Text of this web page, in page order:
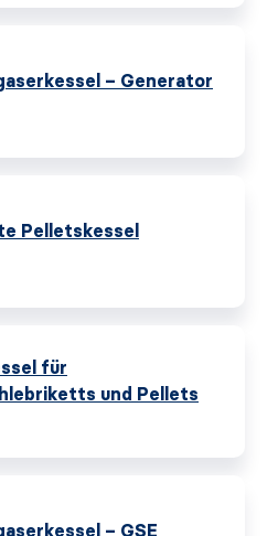
– Generator
Pelletskessel
für
und Pellets
– GSE